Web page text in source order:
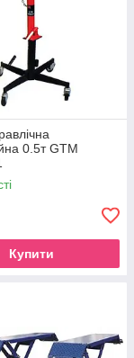
0.5т GTM
Купити